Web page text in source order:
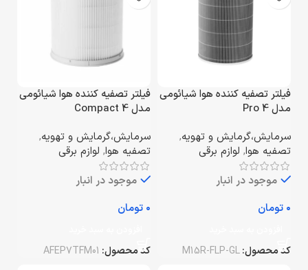
فیلتر تصفیه کننده هوا شیائومی
مدل 4 Pro
سرمایش،گرمایش و تهویه,
تصفیه هوا, لوازم برقی
موجود در انبار
تومان
کد محصول:M15R-FLP-GL
فیلتر تصفیه کننده هوا شیائومی
مدل 4 Compact
سرمایش،گرمایش و تهویه,
تصفیه هوا, لوازم برقی
موجود در انبار
تومان
کد محصول: AFEP7TFM01